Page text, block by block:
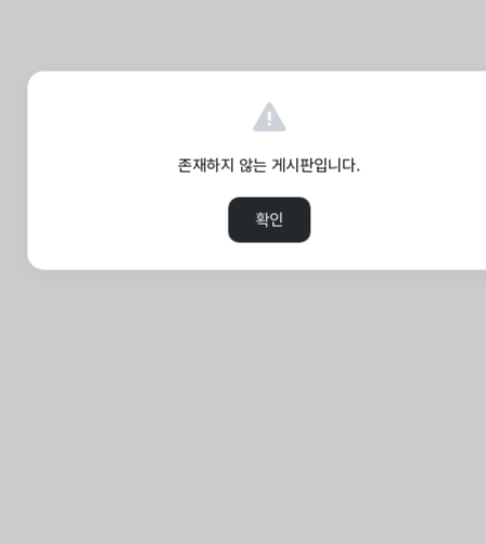
존재하지 않는 게시판입니다.
확인